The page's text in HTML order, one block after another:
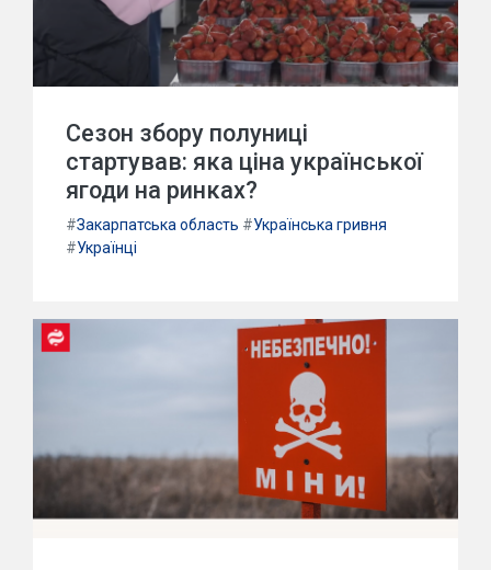
Сезон збору полуниці
стартував: яка ціна української
ягоди на ринках?
#Закарпатська область #Українська гривня
#Українці